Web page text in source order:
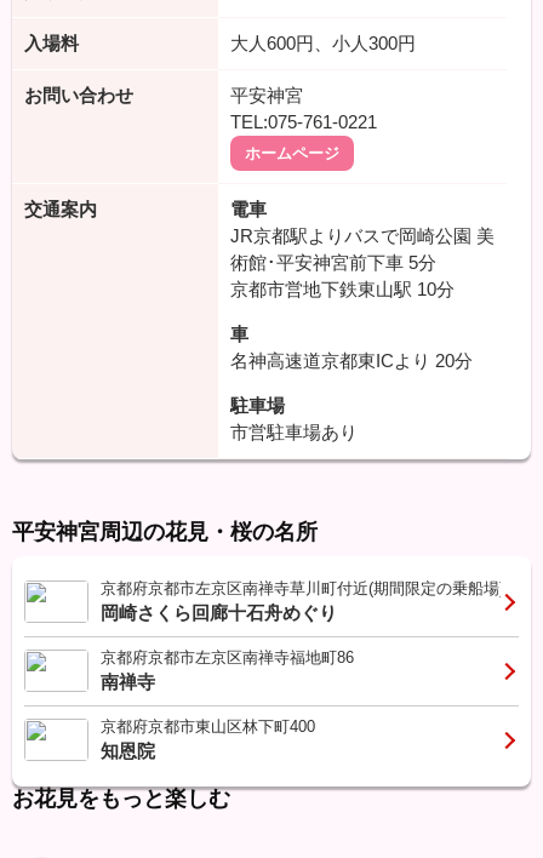
入場料 大人600円、小人300円
お問い合わせ
平安神宮
TEL:075-761-0221
ホームページ
交通案内
電車
JR京都駅よりバスで岡崎公園 美
術館･平安神宮前下車 5分
京都市営地下鉄東山駅 10分
車
名神高速道京都東ICより 20分
駐車場
市営駐車場あり
平安神宮周辺の花見・桜の名所
京都府京都市左京区南禅寺草川町付近(期間限定の乗船場)
岡崎さくら回廊十石舟めぐり
京都府京都市左京区南禅寺福地町86
南禅寺
京都府京都市東山区林下町400
知恩院
お花見をもっと楽しむ